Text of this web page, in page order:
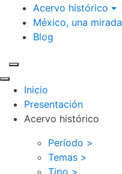
Acervo histórico
México, una mirada
Blog
Inicio
Presentación
Acervo histórico
Período >
Temas >
Tipo >